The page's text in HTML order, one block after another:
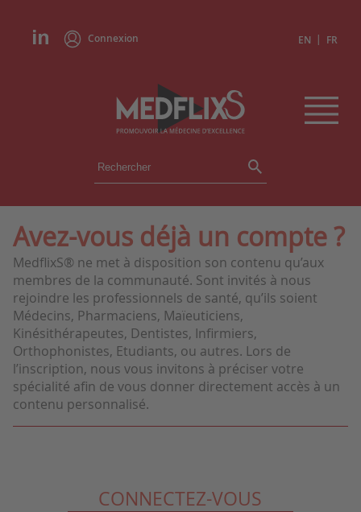
Connexion EN | FR
ÉVÉNEMENTS
INSTITUTIONS
ACADÉMIES
EXPERTS
REVUES DE PRESSE
CONGRÈS EN RÉSUMÉ
Avez-vous déjà un compte ?
MedflixS® ne met à disposition son contenu qu’aux
membres de la communauté. Sont invités à nous
rejoindre les professionnels de santé, qu’ils soient
Médecins, Pharmaciens, Maïeuticiens,
Kinésithérapeutes, Dentistes, Infirmiers,
Orthophonistes, Etudiants, ou autres. Lors de
l’inscription, nous vous invitons à préciser votre
spécialité afin de vous donner directement accès à un
contenu personnalisé.
CONNECTEZ-VOUS